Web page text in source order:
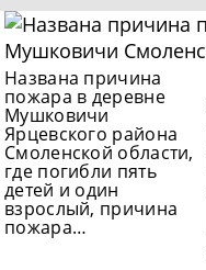
Названа причина
пожара в деревне
Мушковичи
Ярцевского района
Смоленской области,
где погибли пять
детей и один
взрослый, причина
пожара…